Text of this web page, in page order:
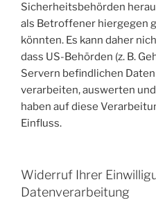
Sicherheitsbehörden
als Betroffener hiergegen
könnten. Es kann daher
dass US-Behörden (z. B.
Servern befindlichen
verarbeiten, auswerten
haben auf diese
Einfluss.
Widerruf Ihrer
Datenverarbeitung